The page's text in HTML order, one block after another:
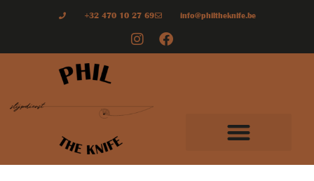
+32 470 10 27 69 info@philtheknife.be